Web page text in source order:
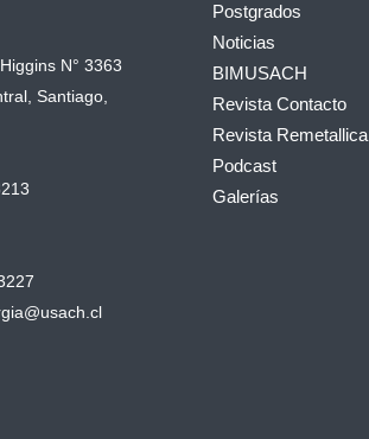
N° 3363
Santiago,
Postgrados
Noticias
BIMUSACH
Revista Contacto
Revista Remetallica
Podcast
Galerías